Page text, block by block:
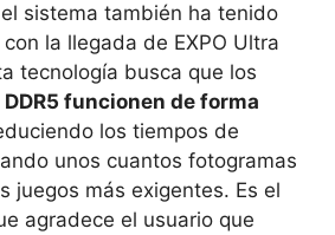
sistema también ha tenido
la llegada de EXPO Ultra
tecnología busca que los
funcionen de forma
los tiempos de
unos cuantos fotogramas
juegos más exigentes. Es el
agradece el usuario que